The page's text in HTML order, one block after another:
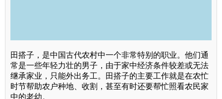
田搭子，是中国古代农村中一个非常特别的职业。他们通
常是一些年轻力壮的男子，由于家中经济条件较差或无法
继承家业，只能外出务工。田搭子的主要工作就是在农忙
时节帮助农户种地、收割，甚至有时还要帮忙照看农民家
中的老幼。